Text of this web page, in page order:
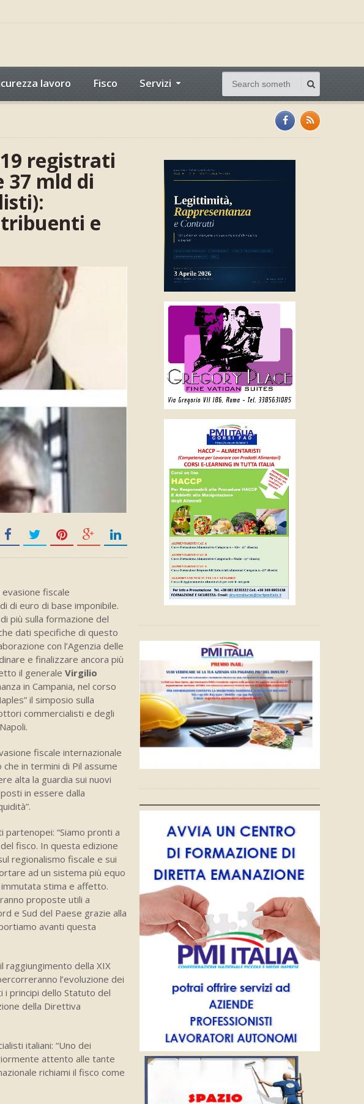
lavoro Fisco Servizi
registrati
37 mld di
e
fiscale
di euro di base imponibile.
più sulla formazione del
dati specifiche di questo
con l’Agenzia delle
e finalizzare ancora più
il generale Virgilio
in Campania, nel corso
il simposio sulla
commercialisti e degli
fiscale internazionale
in termini di Pil assume
alta la guardia sui nuovi
in essere dalla
partenopei: “Siamo pronti a
fisco. In questa edizione
regionalismo fiscale e sui
ad un sistema più equo
immutata stima e affetto.
proposte utili a
e Sud del Paese grazie alla
avanti questa
raggiungimento della XIX
l’evoluzione dei
i principi dello Statuto del
della Direttiva
italiani: “Uno dei
attento alle tante
richiami il fisco come